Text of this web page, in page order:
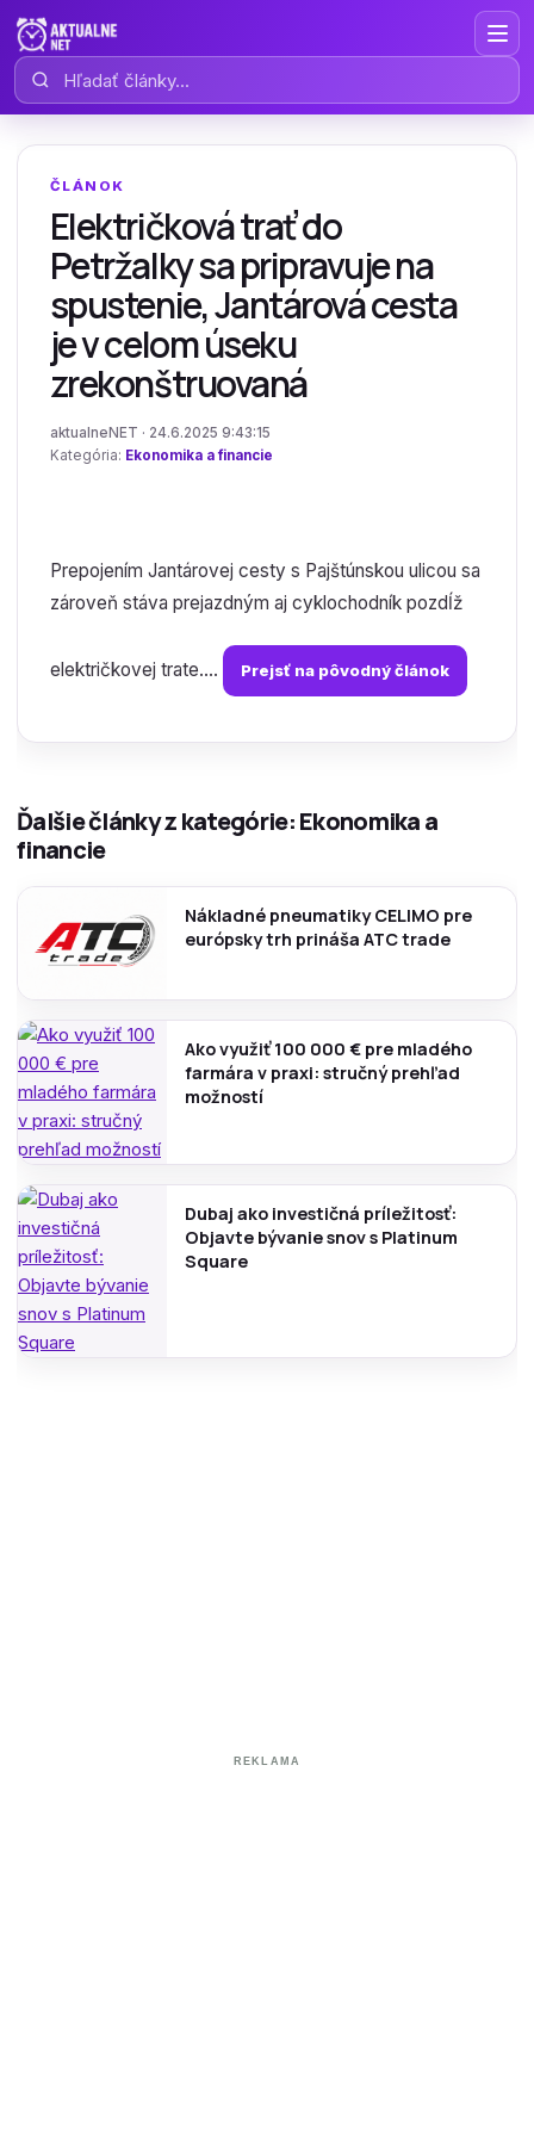
Hľadať články
ČLÁNOK
Električková trať do
Petržalky sa pripravuje na
spustenie, Jantárová cesta
je v celom úseku
zrekonštruovaná
aktualneNET · 24.6.2025 9:43:15
Kategória: Ekonomika a financie
Prepojením Jantárovej cesty s Pajštúnskou ulicou sa
zároveň stáva prejazdným aj cyklochodník pozdĺž
električkovej trate.... Prejsť na pôvodný článok
Ďalšie články z kategórie: Ekonomika a
financie
Nákladné pneumatiky CELIMO pre
európsky trh prináša ATC trade
Ako využiť 100 000 € pre mladého
farmára v praxi: stručný prehľad
možností
Dubaj ako investičná príležitosť:
Objavte bývanie snov s Platinum
Square
REKLAMA